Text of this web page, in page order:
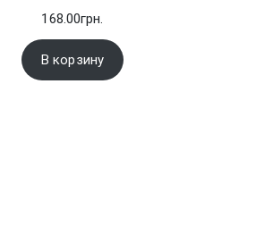
168.00грн.
В корзину